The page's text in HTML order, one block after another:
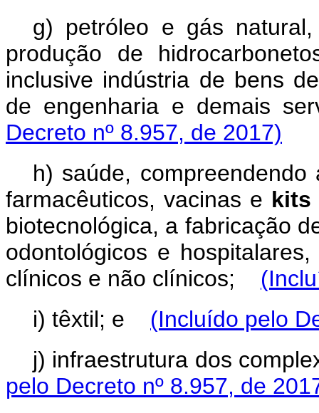
g) petróleo e gás
produção de
inclusive indústria de bens
de engenharia e demais
Decreto nº 8.957, de 2017)
h) saúde,
farmacêuticos, vacinas e kits
biotecnológica, a fabricação
odontológicos e
clínicos e não clínicos;
i) têxtil; e (Incluído pelo
j) infraestrutura dos
pelo Decreto nº 8.957, de